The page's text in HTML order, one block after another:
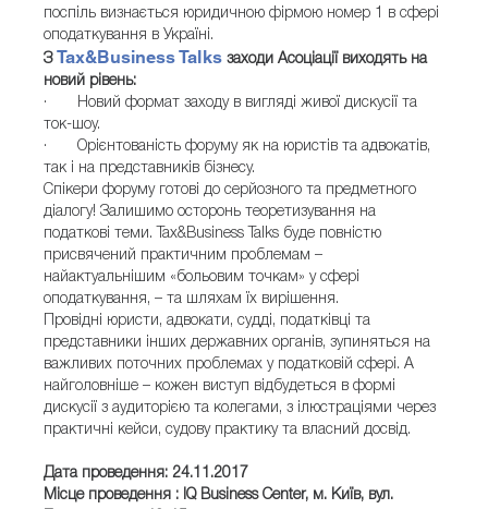
поспіль визнається юридичною фірмою номер 1 в сфері
оподаткування в Україні.
З Tax&Business Talksзаходи Асоціації виходять на
новий рівень:
· Новий формат заходу в вигляді живої дискусії та
ток-шоу.
· Орієнтованість форуму як на юристів та адвокатів,
так і на представників бізнесу.
Спікери форуму готові до серйозного та предметного
діалогу! Залишимо осторонь теоретизування на
податкові теми. Tax&Business Talks буде повністю
присвячений практичним проблемам –
найактуальнішим «больовим точкам» у сфері
оподаткування, – та шляхам їх вирішення.
Провідні юристи, адвокати, судді, податківці та
представники інших державних органів, зупиняться на
важливих поточних проблемах у податковій сфері. А
найголовніше – кожен виступ відбудеться в формі
дискусії з аудиторією та колегами, з ілюстраціями через
практичні кейси, судову практику та власний досвід.
Дата проведення: 24.11.2017
Місце проведення : IQ Business Center, м. Київ, вул.